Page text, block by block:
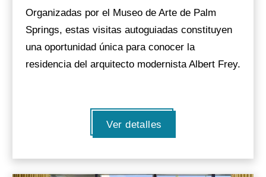
Organizadas por el Museo de Arte de Palm
Springs, estas visitas autoguiadas constituyen
una oportunidad única para conocer la
residencia del arquitecto modernista Albert Frey.
Ver detalles